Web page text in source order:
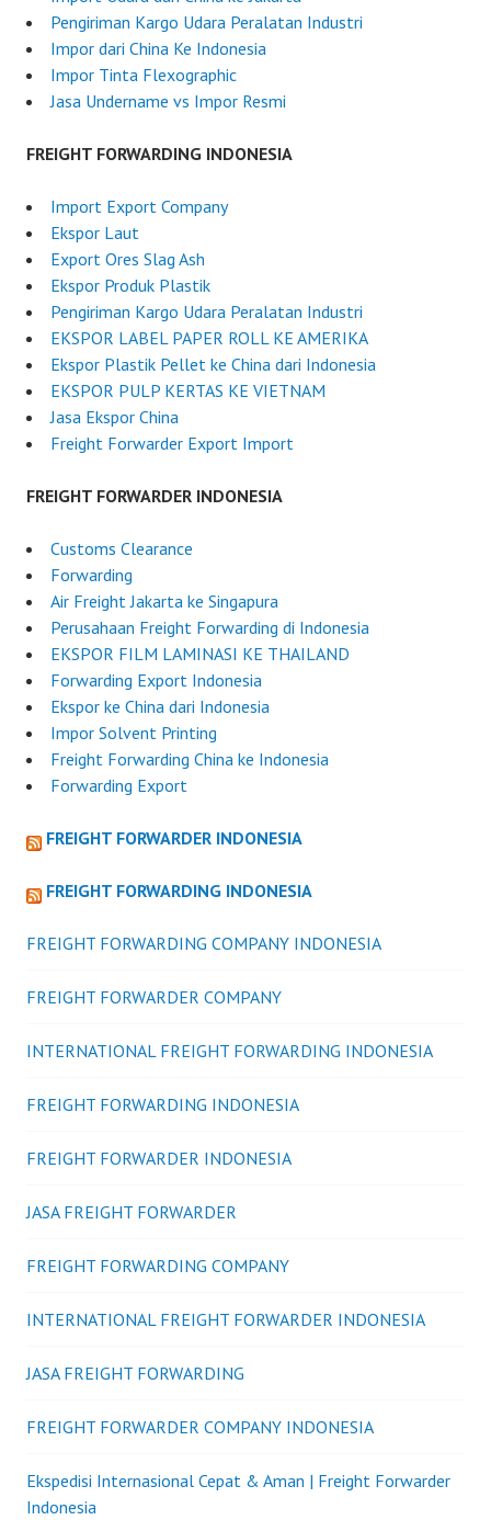
I
n
d
o
e
i
Pengiriman Kargo Udara Peralatan Industri
Impor dari China Ke Indonesia
Impor Tinta Flexographic
Jasa Undername vs Impor Resmi
FREIGHT FORWARDING INDONESIA
Import Export Company
Ekspor Laut
Export Ores Slag Ash
Ekspor Produk Plastik
Pengiriman Kargo Udara Peralatan Industri
EKSPOR LABEL PAPER ROLL KE AMERIKA
Ekspor Plastik Pellet ke China dari Indonesia
EKSPOR PULP KERTAS KE VIETNAM
Jasa Ekspor China
Freight Forwarder Export Import
FREIGHT FORWARDER INDONESIA
Customs Clearance
Forwarding
Air Freight Jakarta ke Singapura
Perusahaan Freight Forwarding di Indonesia
EKSPOR FILM LAMINASI KE THAILAND
Forwarding Export Indonesia
Ekspor ke China dari Indonesia
Impor Solvent Printing
Freight Forwarding China ke Indonesia
Forwarding Export
FREIGHT FORWARDER INDONESIA
FREIGHT FORWARDING INDONESIA
FREIGHT FORWARDING COMPANY INDONESIA
FREIGHT FORWARDER COMPANY
INTERNATIONAL FREIGHT FORWARDING INDONESIA
FREIGHT FORWARDING INDONESIA
FREIGHT FORWARDER INDONESIA
JASA FREIGHT FORWARDER
FREIGHT FORWARDING COMPANY
INTERNATIONAL FREIGHT FORWARDER INDONESIA
JASA FREIGHT FORWARDING
FREIGHT FORWARDER COMPANY INDONESIA
Ekspedisi Internasional Cepat & Aman | Freight Forwarder
Indonesia